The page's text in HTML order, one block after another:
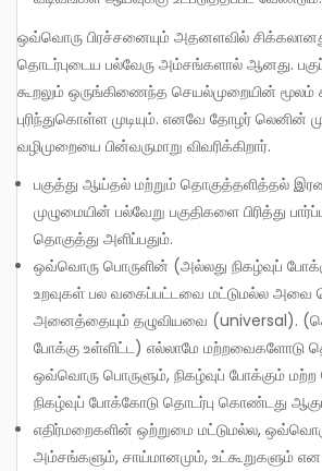
ஒவ்வொரு பிரச்சனையும் அதனளவில் சிக்கலானது, ஒன்றோடொன்று
தொடர்புடைய பல்வேரு அம்சங்களால் ஆனது.
கூறலும் ஒருங்கிணைந்த செயல்முறையின்
புரிந்துகொள்ள முடியும். எனவே தோழர் லெனின்
வழிமுறையை பின்வருமாறு விவரிக்கிறார்.
பகுத்து ஆய்தல் மற்றும் தொகுத்தளித்தல்
முழுமையின் பல்வேறு பகுதிகளை பிரித்து
தொகுத்து அளிப்பதும்.
ஒவ்வொரு பொருளின் (அல்லது நிகழ்வுப்
உறவுகள் பல வகைப்பட்டவை மட்டுமல்ல
அனைத்தையும் தழுவியவை (universal).
போக்கு உள்ளிட்ட) எல்லாமே மற்றவைகளோடு
ஒவ்வொரு பொருளும், நிகழ்வுப் போக்கும்
நிகழ்வுப் போக்கோடு தொடர்பு கொண்டது
எதிர்மறைகளின் ஒற்றுமை மட்டுமல்ல, ஒவ்வொரு
அம்சங்களும், சாய்மானமும், உட்கூறுகளும்